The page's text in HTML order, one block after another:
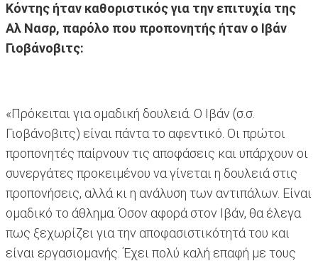
Κόντης ήταν καθοριστικός για την επιτυχία της
Αλ Νασρ, παρόλο που προπονητής ήταν ο Ιβάν
Γιοβάνοβιτς:
«Πρόκειται για ομαδική δουλειά. Ο Ιβάν (σ.σ.
Γιοβάνοβιτς) είναι πάντα το αφεντικό. Οι πρώτοι
προπονητές παίρνουν τις αποφάσεις και υπάρχουν οι
συνεργάτες προκειμένου να γίνεται η δουλειά στις
προπονήσεις, αλλά κι η ανάλυση των αντιπάλων. Είναι
ομαδικό το άθλημα. Όσον αφορά στον Ιβάν, θα έλεγα
πως ξεχωρίζει για την αποφασιστικότητά του και
είναι εργασιομανής. Έχει πολύ καλή επαφή με τους